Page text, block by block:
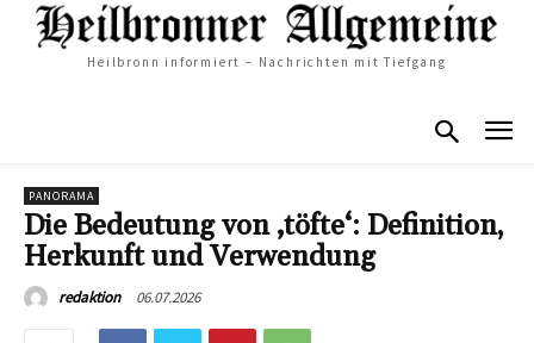
Heilbronn informiert – Nachrichten mit Tiefgang
PANORAMA
Die Bedeutung von ‚töfte‘: Definition,
Herkunft und Verwendung
redaktion 06.07.2026